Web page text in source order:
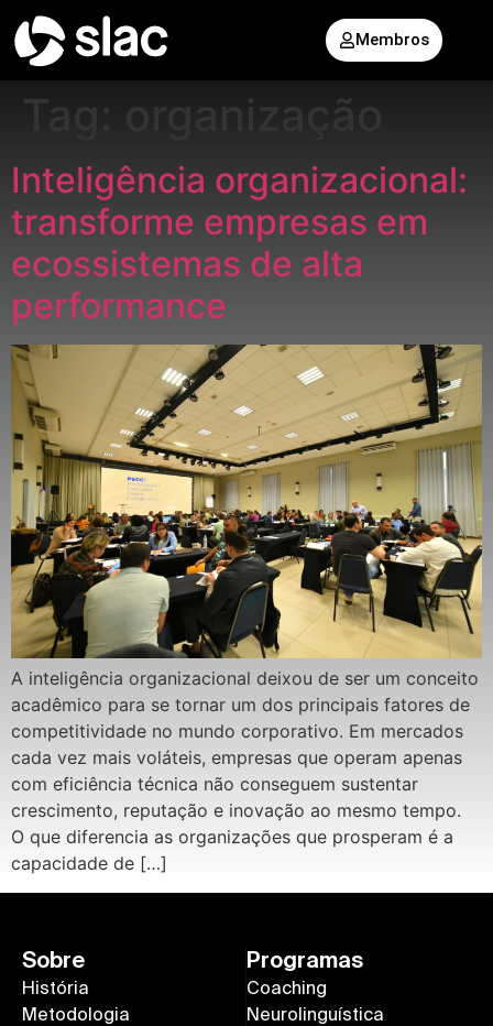
Membros
Tag: organização
Inteligência organizacional:
transforme empresas em
ecossistemas de alta
performance
A inteligência organizacional deixou de ser um conceito
acadêmico para se tornar um dos principais fatores de
competitividade no mundo corporativo. Em mercados
cada vez mais voláteis, empresas que operam apenas
com eficiência técnica não conseguem sustentar
crescimento, reputação e inovação ao mesmo tempo.
O que diferencia as organizações que prosperam é a
capacidade de […]
Sobre
História
Metodologia
Programas
Coaching
Neurolinguística